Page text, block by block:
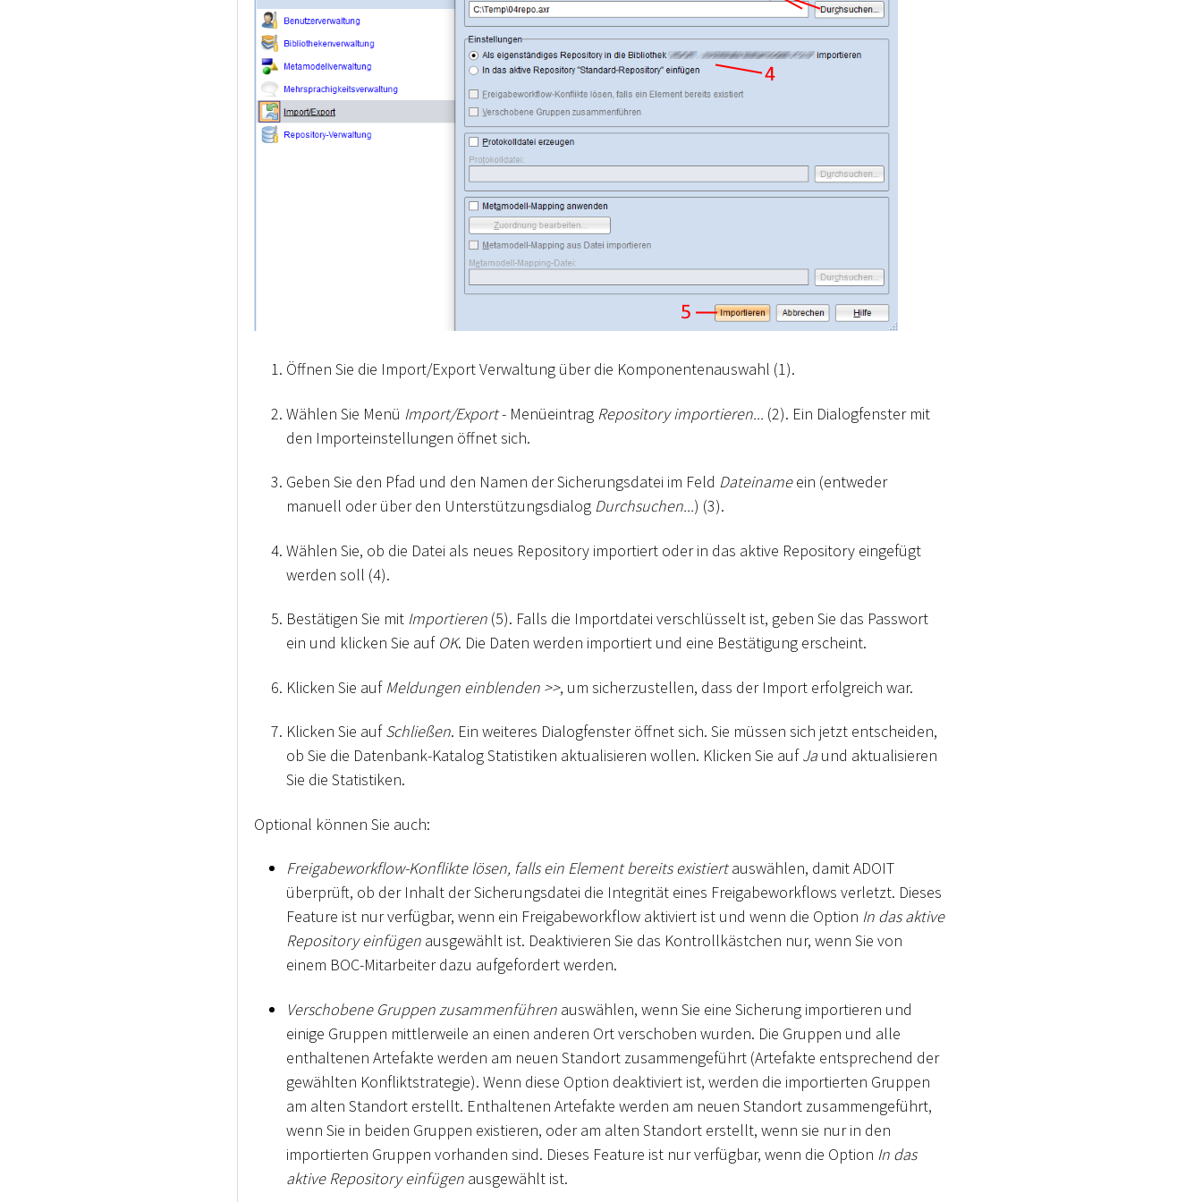
Öffnen Sie die Import/Export Verwaltung über die Komponentenauswahl (1).
Wählen Sie Menü Import/Export- Menüeintrag Repository importieren... (2). Ein Dialogfenster mit
den Importeinstellungen öffnet sich.
Geben Sie den Pfad und den Namen der Sicherungsdatei im Feld Dateinameein (entweder
manuell oder über den Unterstützungsdialog Durchsuchen...) (3).
Wählen Sie, ob die Datei als neues Repository importiert oder in das aktive Repository eingefügt
werden soll (4).
Bestätigen Sie mit Importieren (5). Falls die Importdatei verschlüsselt ist, geben Sie das Passwort
ein und klicken Sie auf OK. Die Daten werden importiert und eine Bestätigung erscheint.
Klicken Sie aufMeldungen einblenden >>, um sicherzustellen, dass der Import erfolgreich war.
Klicken Sie aufSchließen. Ein weiteres Dialogfenster öffnet sich. Sie müssen sich jetzt entscheiden,
ob Sie die Datenbank-Katalog Statistiken aktualisieren wollen. Klicken Sie aufJa und aktualisieren
Sie die Statistiken.
Optional können Sie auch:
Freigabeworkflow-Konflikte lösen, falls ein Element bereits existiertauswählen, damit ADOIT
überprüft, ob der Inhalt der Sicherungsdatei die Integrität eines Freigabeworkflows verletzt. Dieses
Feature ist nur verfügbar, wenn ein Freigabeworkflow aktiviert ist und wenn die Option In das aktive
Repository einfügen ausgewählt ist. Deaktivieren Sie das Kontrollkästchen nur, wenn Sie von
einem BOC-Mitarbeiter dazu aufgefordert werden.
Verschobene Gruppen zusammenführen auswählen, wenn Sie eine Sicherung importieren und
einige Gruppen mittlerweile an einen anderen Ort verschoben wurden. Die Gruppen und alle
enthaltenen Artefakte werden am neuen Standort zusammengeführt (Artefakte entsprechend der
gewählten Konfliktstrategie). Wenn diese Option deaktiviert ist, werden die importierten Gruppen
am alten Standort erstellt. Enthaltenen Artefakte werden am neuen Standort zusammengeführt,
wenn Sie in beiden Gruppen existieren, oder am alten Standort erstellt, wenn sie nur in den
importierten Gruppen vorhanden sind. Dieses Feature ist nur verfügbar, wenn die Option In das
aktive Repository einfügen ausgewählt ist.